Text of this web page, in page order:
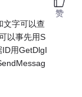
文字可以查
以事先用S
ID用GetDlgI
赞